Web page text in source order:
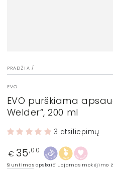
PRADŽIA /
EVO
EVO purškiama
Welder“, 200 ml
3 atsiliepimų
Įprasta
kaina
€ 35 ,00
Siuntimas apskaičiuojamas mokėjimo